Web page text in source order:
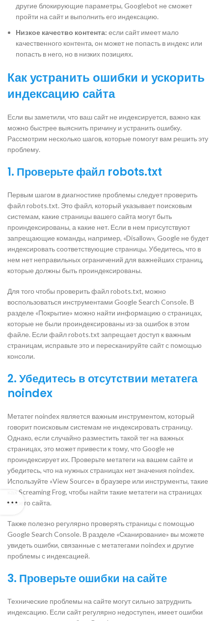
другие блокирующие параметры, Googlebot не сможет
пройти на сайт и выполнить его индексацию.
Низкое качество контента: если сайт имеет мало
качественного контента, он может не попасть в индекс или
попасть в него, но в низких позициях.
Как устранить ошибки и ускорить
индексацию сайта
Если вы заметили, что ваш сайт не индексируется, важно как
можно быстрее выяснить причину и устранить ошибку.
Рассмотрим несколько шагов, которые помогут вам решить эту
проблему.
1. Проверьте файл robots.txt
Первым шагом в диагностике проблемы следует проверить
файл robots.txt. Это файл, который указывает поисковым
системам, какие страницы вашего сайта могут быть
проиндексированы, а какие нет. Если в нем присутствуют
запрещающие команды, например, «Disallow», Google не будет
индексировать соответствующие страницы. Убедитесь, что в
нем нет неправильных ограничений для важнейших страниц,
которые должны быть проиндексированы.
Для того чтобы проверить файл robots.txt, можно
воспользоваться инструментами Google Search Console. В
разделе «Покрытие» можно найти информацию о страницах,
которые не были проиндексированы из-за ошибок в этом
файле. Если файл robots.txt запрещает доступ к важным
страницам, исправьте это и пересканируйте сайт с помощью
консоли.
2. Убедитесь в отсутствии метатега
noindex
Метатег noindex является важным инструментом, который
говорит поисковым системам не индексировать страницу.
Однако, если случайно разместить такой тег на важных
страницах, это может привести к тому, что Google не
проиндексирует их. Проверьте метатеги на вашем сайте и
убедитесь, что на нужных страницах нет значения noindex.
Используйте «View Source» в браузере или инструменты, такие
как Screaming Frog, чтобы найти такие метатеги на страницах
вашего сайта.
Также полезно регулярно проверять страницы с помощью
Google Search Console. В разделе «Сканирование» вы можете
увидеть ошибки, связанные с метатегами noindex и другие
проблемы с индексацией.
3. Проверьте ошибки на сайте
Технические проблемы на сайте могут сильно затруднить
индексацию. Если сайт регулярно недоступен, имеет ошибки